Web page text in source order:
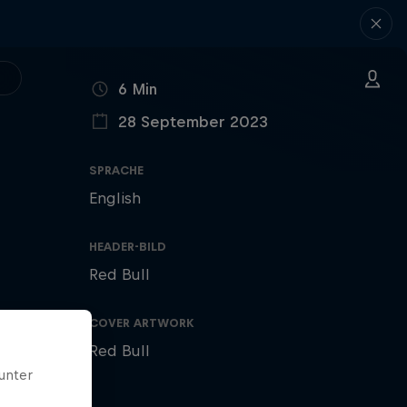
LÄNGE6 Min
28 September 2023
SPRACHE
English
HEADER-BILD
Red Bull
COVER ARTWORK
Red Bull